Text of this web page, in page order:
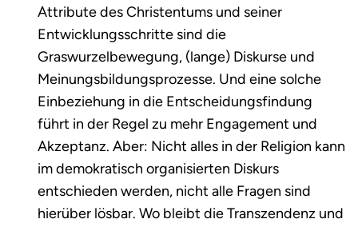
Attribute des Christentums und seiner
Entwicklungsschritte sind die
Graswurzelbewegung, (lange) Diskurse und
Meinungsbildungsprozesse. Und eine solche
Einbeziehung in die Entscheidungsfindung
führt in der Regel zu mehr Engagement und
Akzeptanz. Aber: Nicht alles in der Religion kann
im demokratisch organisierten Diskurs
entschieden werden, nicht alle Fragen sind
hierüber lösbar. Wo bleibt die Transzendenz und